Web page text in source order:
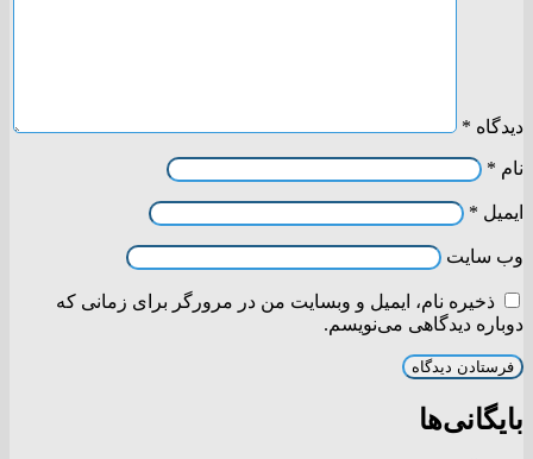
دیدگاه *
نام *
ایمیل *
وب‌ سایت
ذخیره نام، ایمیل و وبسایت من در مرورگر برای زمانی که
دوباره دیدگاهی می‌نویسم.
بایگانی‌ها